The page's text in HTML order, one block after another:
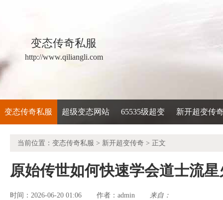
变态传奇私服
http://www.qiliangli.com
变态传奇私服 超级变态网站 65535级超变 新开超变传
当前位置： 变态传奇私服 > 新开超变传奇 > 正文
原始传世如何快速学会道士流星
时间：2026-06-20 01:06 作者： admin 来自：